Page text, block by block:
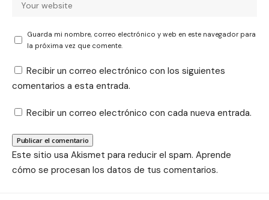
Guarda mi nombre, correo electrónico y web en este navegador para
la próxima vez que comente.
Recibir un correo electrónico con los siguientes
comentarios a esta entrada.
Recibir un correo electrónico con cada nueva entrada.
Este sitio usa Akismet para reducir el spam. Aprende
cómo se procesan los datos de tus comentarios.